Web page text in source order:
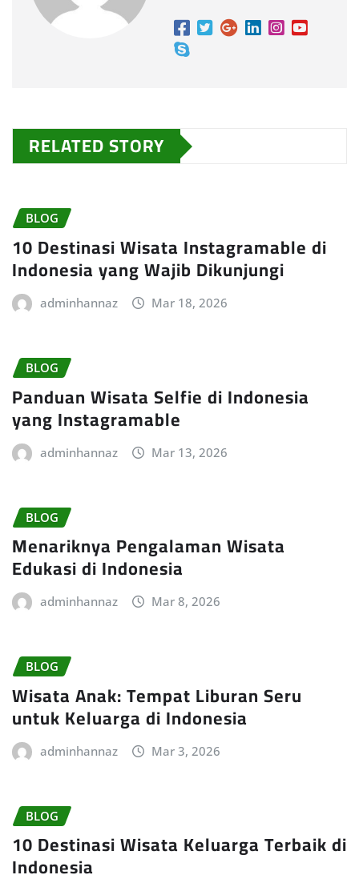
RELATED STORY
BLOG
10 Destinasi Wisata Instagramable di
Indonesia yang Wajib Dikunjungi
adminhannaz Mar 18, 2026
BLOG
Panduan Wisata Selfie di Indonesia
yang Instagramable
adminhannaz Mar 13, 2026
BLOG
Menariknya Pengalaman Wisata
Edukasi di Indonesia
adminhannaz Mar 8, 2026
BLOG
Wisata Anak: Tempat Liburan Seru
untuk Keluarga di Indonesia
adminhannaz Mar 3, 2026
BLOG
10 Destinasi Wisata Keluarga Terbaik di
Indonesia